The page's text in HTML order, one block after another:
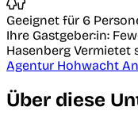
Geeignet für 6
Ihre Gastgeber:in:
Hasenberg Vermietet
Agentur Hohwacht
Über diese